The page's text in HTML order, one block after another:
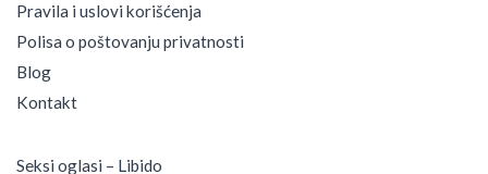
v
a
j
e
Pravila i uslovi korišćenja
Polisa o poštovanju privatnosti
Blog
Kontakt
Seksi oglasi – Libido